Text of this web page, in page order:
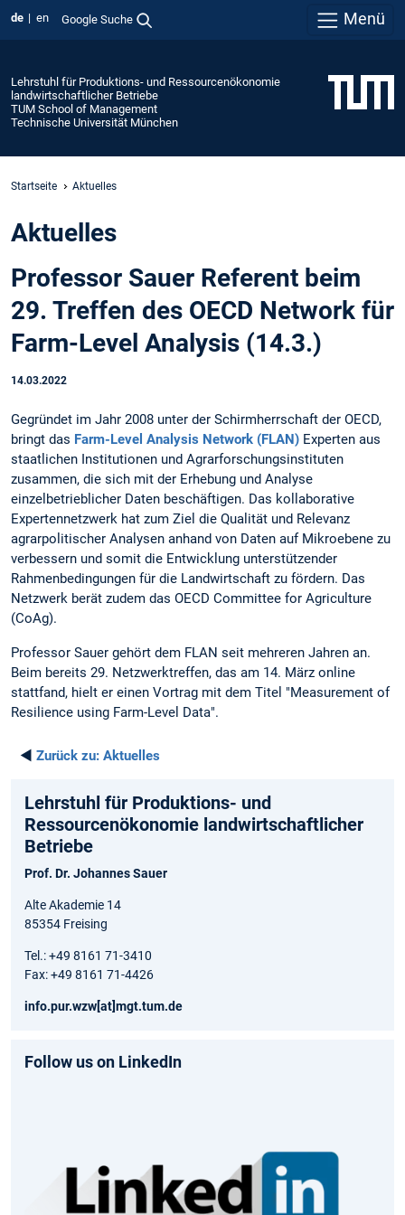
de en Google Suche Menü
Lehrstuhl für Produktions- und Ressourcenökonomie
landwirtschaftlicher Betriebe
TUM School of Management
Technische Universität München
Startseite Aktuelles
Aktuelles
Professor Sauer Referent beim
29. Treffen des OECD Network für
Farm-Level Analysis (14.3.)
14.03.2022
Gegründet im Jahr 2008 unter der Schirmherrschaft der OECD,
bringt das Farm-Level Analysis Network (FLAN) Experten aus
staatlichen Institutionen und Agrarforschungsinstituten
zusammen, die sich mit der Erhebung und Analyse
einzelbetrieblicher Daten beschäftigen. Das kollaborative
Expertennetzwerk hat zum Ziel die Qualität und Relevanz
agrarpolitischer Analysen anhand von Daten auf Mikroebene zu
verbessern und somit die Entwicklung unterstützender
Rahmenbedingungen für die Landwirtschaft zu fördern. Das
Netzwerk berät zudem das OECD Committee for Agriculture
(CoAg).
Professor Sauer gehört dem FLAN seit mehreren Jahren an.
Beim bereits 29. Netzwerktreffen, das am 14. März online
stattfand, hielt er einen Vortrag mit dem Titel "Measurement of
Resilience using Farm-Level Data".
◄ Zurück zu: Aktuelles
Lehrstuhl für Produktions- und
Ressourcenökonomie landwirtschaftlicher
Betriebe
Prof. Dr. Johannes Sauer
Alte Akademie 14
85354 Freising
Tel.: +49 8161 71-3410
Fax: +49 8161 71-4426
info.pur.wzw[at]mgt.tum.de
Follow us on LinkedIn